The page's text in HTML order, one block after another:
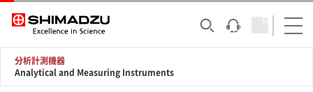
分析計測機器
Analytical and Measuring Instruments